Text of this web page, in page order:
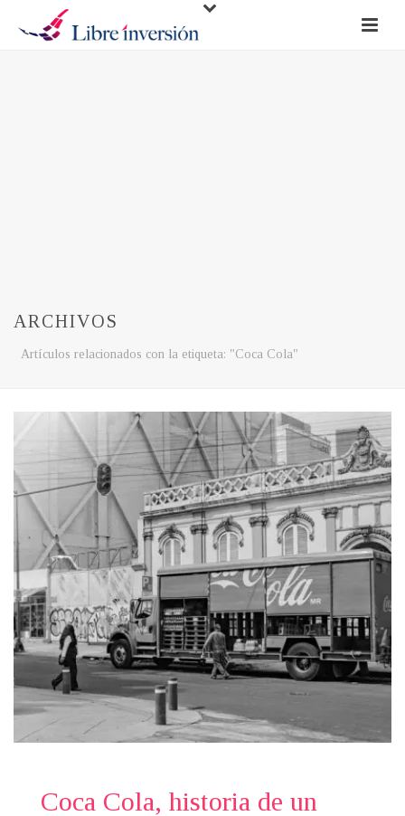
ARCHIVOS
Artículos relacionados con la etiqueta: "Coca Cola"
Coca Cola, historia de un